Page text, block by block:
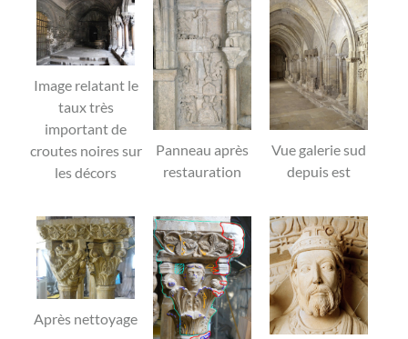
Image relatant le
taux très
important de
croutes noires sur
les décors
Panneau après
restauration
Vue galerie sud
depuis est
Après nettoyage